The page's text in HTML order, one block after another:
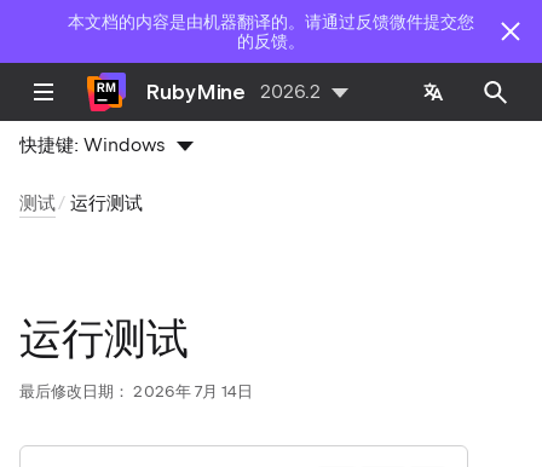
本文档的内容是由机器翻译的。请通过反馈微件提交您
的反馈。
RubyMine 2026.2
快捷键:Windows
测试 运行测试
运行测试
最后修改日期： 2026年 7月 14日